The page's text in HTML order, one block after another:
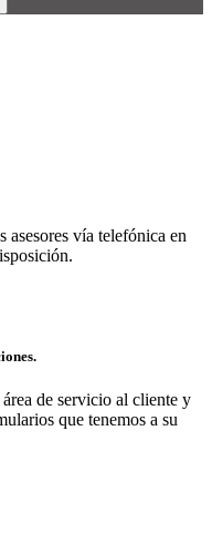
asesores vía telefónica en
de servicio al cliente y
que tenemos a su